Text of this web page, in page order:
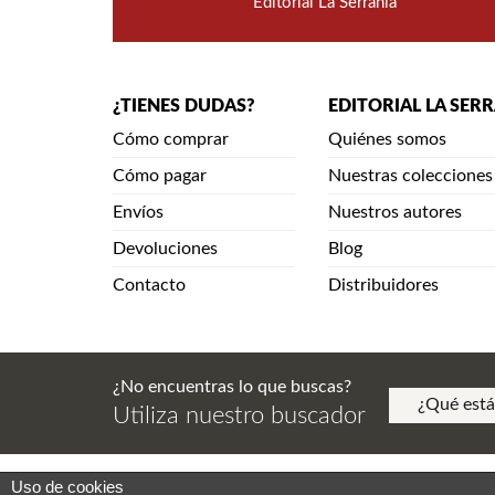
¿TIENES DUDAS?
Cómo comprar
Cómo pagar
Envíos
Devoluciones
Contacto
EDITORIAL LA
Quiénes somos
Nuestras colecciones
Nuestros autores
Blog
Distribuidores
¿No encuentras lo que buscas?
Utiliza nuestro buscador
Aviso Legal. Política de Privacidad. Aviso de
Uso de cookies